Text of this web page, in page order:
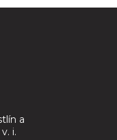
a
i.